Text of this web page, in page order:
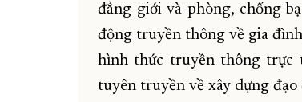
đẳng giới và phòng, chống
động truyền thông về gia
hình thức truyền thông trực
tuyên truyền về xây dựng